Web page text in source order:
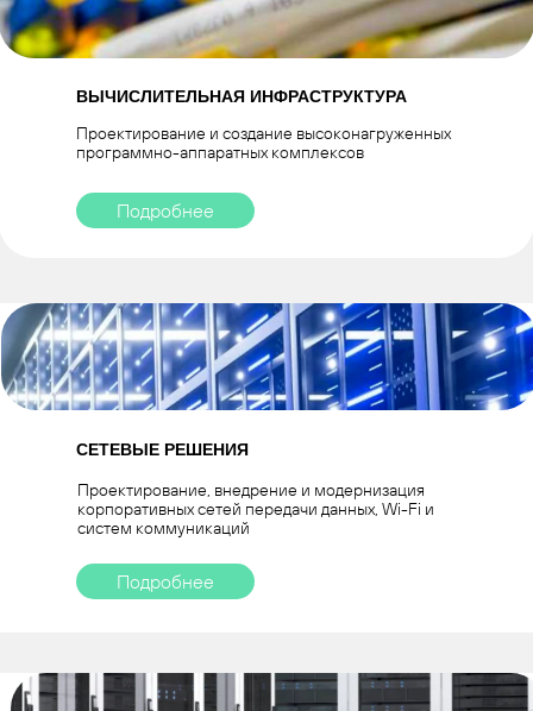
ВЫЧИСЛИТЕЛЬНАЯ ИНФРАСТРУКТУРА
Подробнее
Подробнее
СЕТЕВЫЕ РЕШЕНИЯ
Проектирование и создание высоконагруженных
программно-аппаратных комплексов
Проектирование, внедрение и модернизация
корпоративных сетей передачи данных, Wi-Fi и
систем коммуникаций